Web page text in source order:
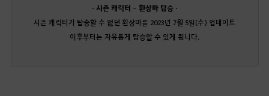
· 시즌 캐릭터 - 환상마 탑승 ·
시즌 캐릭터가 탑승할 수 없던 환상마를 2023년 7월 5일(수) 업데이트
이후부터는 자유롭게 탑승할 수 있게 됩니다.